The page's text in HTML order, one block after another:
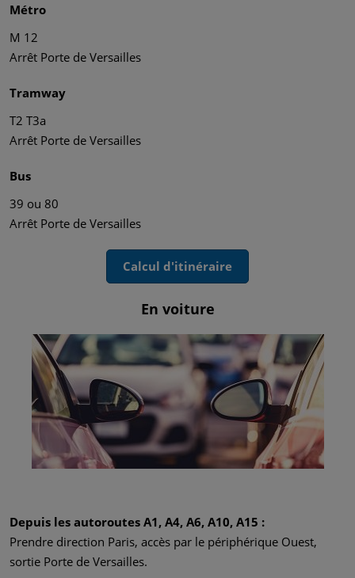
Métro
M 12
Arrêt Porte de Versailles
Tramway
T2 T3a
Arrêt Porte de Versailles
Bus
39 ou 80
Arrêt Porte de Versailles
Calcul d'itinéraire
En voiture
Depuis les autoroutes A1, A4, A6, A10, A15 :
Prendre direction Paris, accès par le périphérique Ouest,
sortie Porte de Versailles.